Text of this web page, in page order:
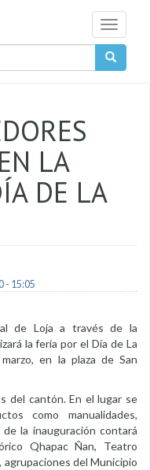
Toggle
LA
DE LA
- 15:05
de Loja a través de la
la feria por el Día de La
en la plaza de San
del cantón. En el lugar se
como manualidades,
la inauguración contará
Qhapac Ñan, Teatro
agrupaciones del Municipio